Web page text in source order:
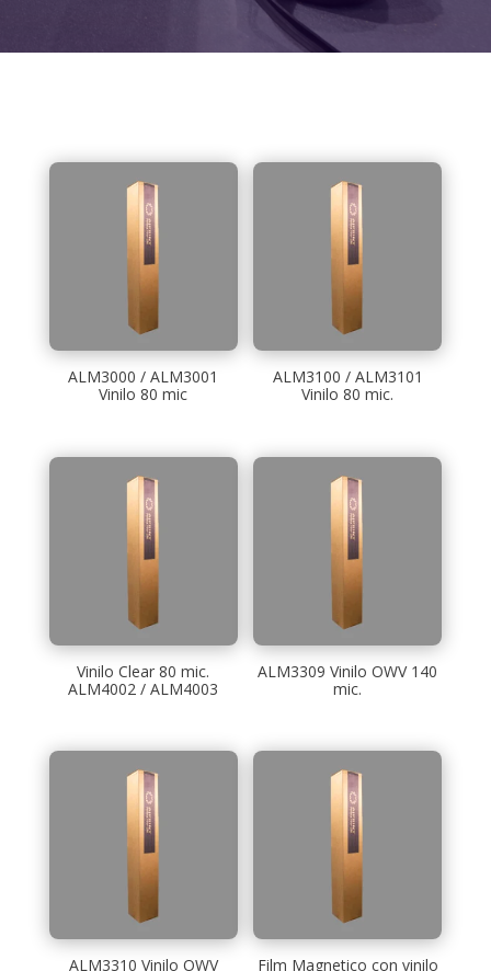
ALM3000 / ALM3001
Vinilo 80 mic
ALM3100 / ALM3101
Vinilo 80 mic.
Vinilo Clear 80 mic.
ALM4002 / ALM4003
ALM3309 Vinilo OWV 140
mic.
ALM3310 Vinilo OWV
Film Magnetico con vinilo